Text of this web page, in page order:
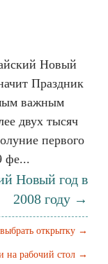
Новый
Праздник
важным
двух тысяч
первого
фе...
Новый год в
2008 году →
выбрать открытку →
на рабочий стол →